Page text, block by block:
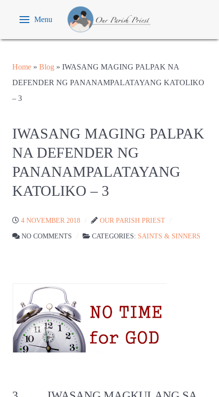
Menu
Home » Blog » IWASANG MAGING PALPAK NA
DEFENDER NG PANANAMPALATAYANG KATOLIKO
– 3
IWASANG MAGING PALPAK
NA DEFENDER NG
PANANAMPALATAYANG
KATOLIKO – 3
4 NOVEMBER 2018 OUR PARISH PRIEST
NO COMMENTS CATEGORIES: SAINTS & SINNERS